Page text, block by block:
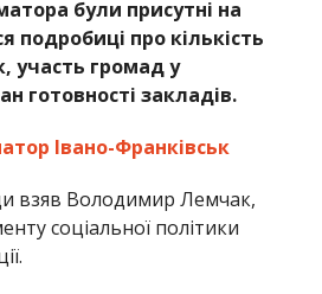
були присутні на
подробиці про кількість
участь громад у
готовності закладів.
Івано-Франківськ
взяв Володимир Лемчак,
соціальної політики